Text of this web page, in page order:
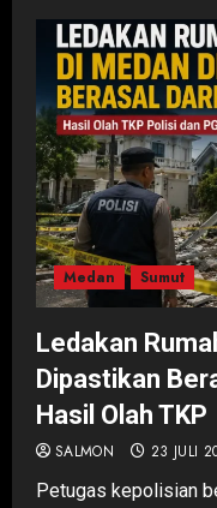
Medan Sumut
Ledakan
Dipastikan
Hasil Olah TKP
SALMON 23 JULI
Petugas kepolisian